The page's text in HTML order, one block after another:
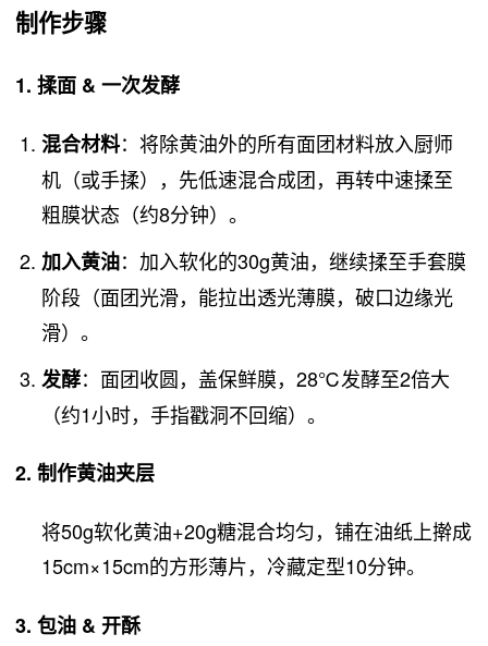
制作步骤
1. 揉面 & 一次发酵
混合材料：将除黄油外的所有面团材料放入厨师
机（或手揉），先低速混合成团，再转中速揉至
粗膜状态（约8分钟）。
加入黄油：加入软化的30g黄油，继续揉至手套膜
阶段（面团光滑，能拉出透光薄膜，破口边缘光
滑）。
发酵：面团收圆，盖保鲜膜，28℃发酵至2倍大
（约1小时，手指戳洞不回缩）。
2. 制作黄油夹层
将50g软化黄油+20g糖混合均匀，铺在油纸上擀成
15cm×15cm的方形薄片，冷藏定型10分钟。
3. 包油 & 开酥